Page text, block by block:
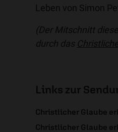
Leben von Simon
(Der Mitschnitt
durch das
Links zur
Christlicher Glaube
Christlicher Glaube